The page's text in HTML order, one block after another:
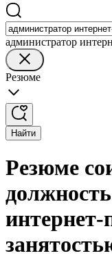
администратор
Резюме
Найти
Резюме
интернет-